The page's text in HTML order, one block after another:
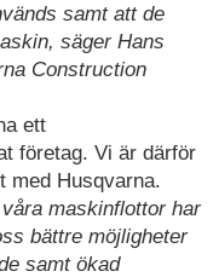
samt att de
säger Hans
Construction
ett
företag. Vi är därför
med Husqvarna.
maskinflottor har
bättre möjligheter
samt ökad